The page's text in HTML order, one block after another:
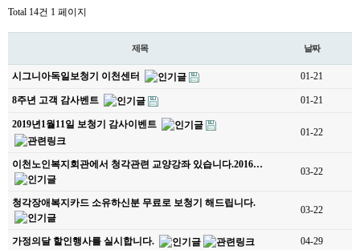
Total 14건 1 페이지
제목 날짜
시그니아독일보청기 이천센터 01-21
8주년 고객 감사벤트 01-21
2019년1월11일 보청기 감사이벤트
01-22
이천노인복지회관에서 청각관련 교양강좌 있습니다.2016…
03-22
청각장애복지카드 소유하신분 무료로 보청기 해드립니다.
03-22
가정의달 할인행사를 실시합니다. 04-29